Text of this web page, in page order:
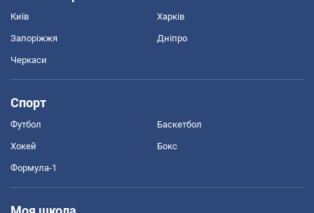
Київ Харків
Запоріжжя Дніпро
Черкаси
Спорт
Футбол Баскетбол
Хокей Бокс
Формула-1